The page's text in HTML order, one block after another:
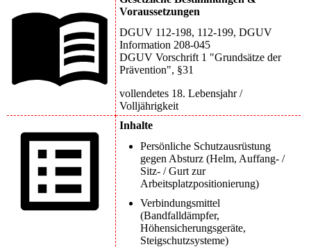
Voraussetzungen
DGUV 112-198, 112-199, DGUV
Information 208-045
DGUV Vorschrift 1 "Grundsätze der
Prävention", §31
vollendetes 18. Lebensjahr /
Volljährigkeit
Inhalte
Persönliche Schutzausrüstung
gegen Absturz (Helm, Auffang- /
Sitz- / Gurt zur
Arbeitsplatzpositionierung)
Verbindungsmittel
(Bandfalldämpfer,
Höhensicherungsgeräte,
Steigschutzsysteme)